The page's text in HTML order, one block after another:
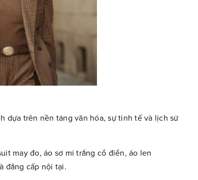
dựa trên nền tảng văn hóa, sự tinh tế và lịch sử
may đo, áo sơ mi trắng cổ điển, áo len
đẳng cấp nội tại.